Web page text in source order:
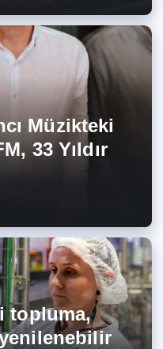
Müzikteki
33 Yıldır
topluma,
yenilenebilir